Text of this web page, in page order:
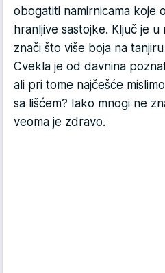
obogatiti namirnicama koje
hranljive sastojke. Ključ je
znači što više boja na
Cvekla je od davnina
ali pri tome najčešće
sa lišćem? Iako mnogi ne
veoma je zdravo.